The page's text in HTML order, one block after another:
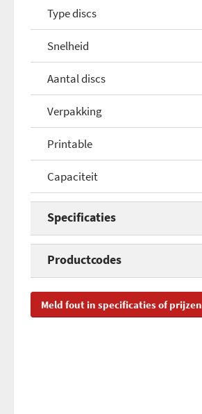
Type discs
Snelheid
Aantal discs
Verpakking
Printable
Capaciteit
Specificaties
Type discs
Aantal discs
Productcodes
SKU
Meld fout in specificaties of prijzen